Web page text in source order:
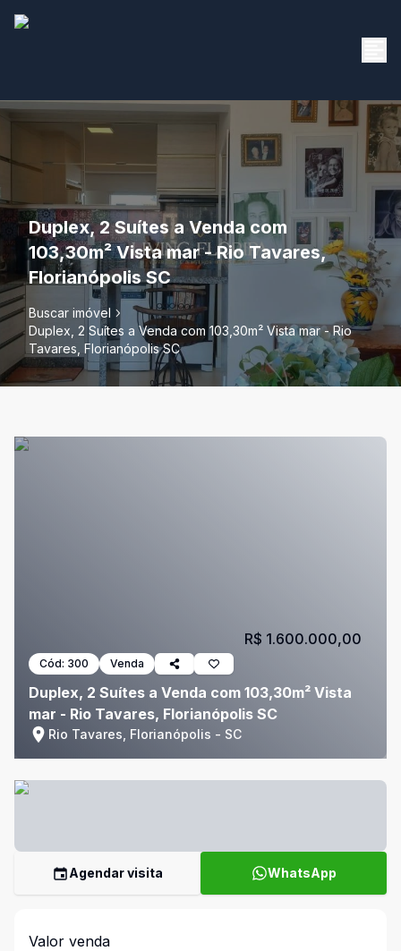
Duplex, 2 Suítes a Venda com
103,30m² Vista mar - Rio Tavares,
Florianópolis SC
Buscar imóvel
Duplex, 2 Suítes a Venda com 103,30m² Vista mar - Rio
Tavares, Florianópolis SC
Cód: 300 Venda
Duplex, 2 Suítes a Venda com 103,30m² Vista
mar - Rio Tavares, Florianópolis SC
Rio Tavares, Florianópolis - SC
R$ 1.600.000,00
Agendar visita WhatsApp
Valor venda